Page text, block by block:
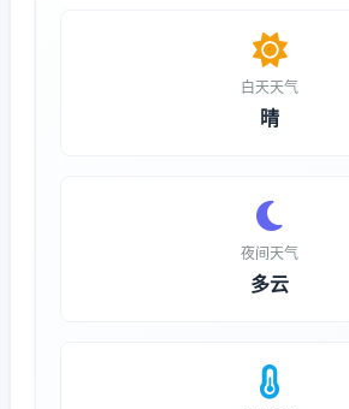
白天天气
晴
夜间天气
多云